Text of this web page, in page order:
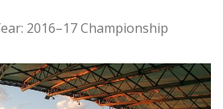
2016–17 Championship